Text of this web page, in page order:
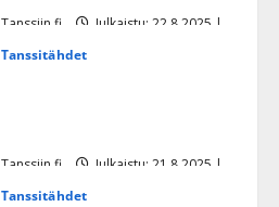
Tanssiin.fi
Julkaistu: 22.8.2025 |
Tanssitähdet
Tanssiin.fi
Julkaistu: 21.8.2025 |
Tanssitähdet